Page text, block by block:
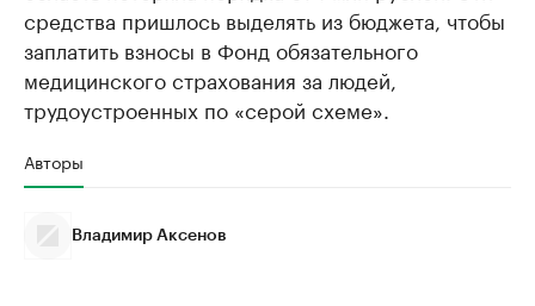
средства пришлось выделять из бюджета, чтобы
заплатить взносы в Фонд обязательного
медицинского страхования за людей,
трудоустроенных по «серой схеме».
Авторы
Владимир Аксенов